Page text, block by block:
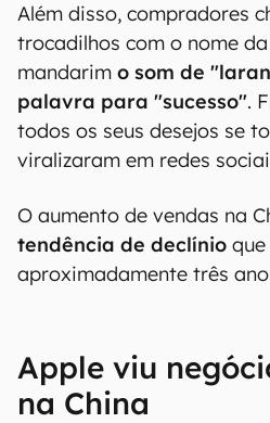
Além disso, compradores
trocadilhos com o nome
mandarim o som de
palavra para "sucesso".
todos os seus desejos se
viralizaram em redes
O aumento de vendas na
tendência de declínio
aproximadamente três
Apple viu
na China